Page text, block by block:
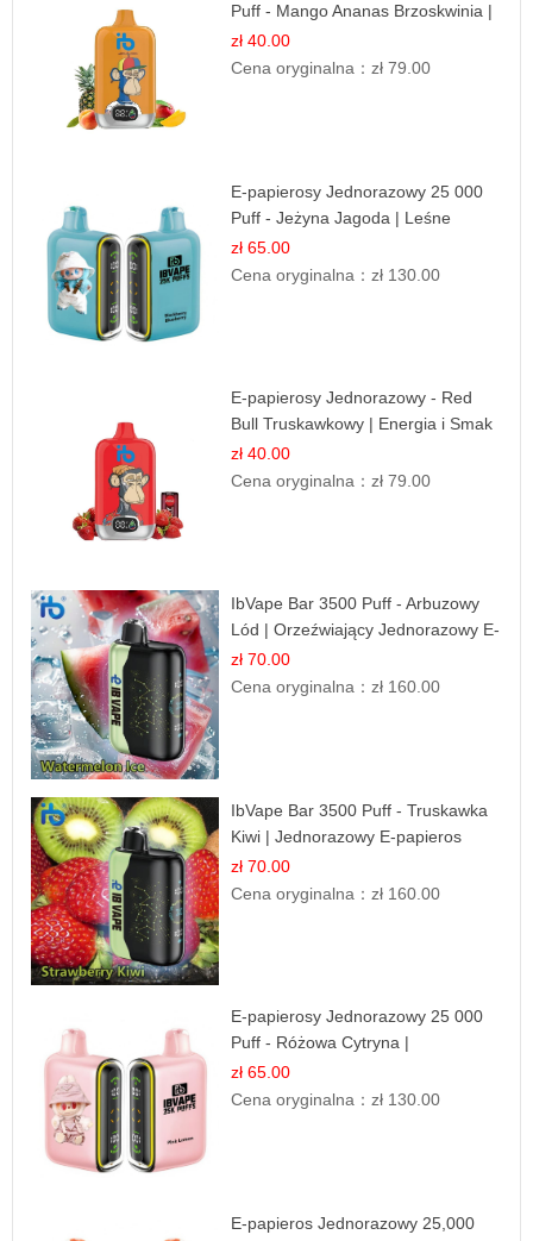
Puff - Mango Ananas Brzoskwinia |
Tropikalna Mieszanka
zł 40.00
Cena oryginalna：zł 79.00
E-papierosy Jednorazowy 25 000
Puff - Jeżyna Jagoda | Leśne
Owoce
zł 65.00
Cena oryginalna：zł 130.00
E-papierosy Jednorazowy - Red
Bull Truskawkowy | Energia i Smak
zł 40.00
Cena oryginalna：zł 79.00
IbVape Bar 3500 Puff - Arbuzowy
Lód | Orzeźwiający Jednorazowy E-
papieros
zł 70.00
Cena oryginalna：zł 160.00
IbVape Bar 3500 Puff - Truskawka
Kiwi | Jednorazowy E-papieros
zł 70.00
Cena oryginalna：zł 160.00
E-papierosy Jednorazowy 25 000
Puff - Różowa Cytryna |
Orzeźwiający Owoc
zł 65.00
Cena oryginalna：zł 130.00
E-papieros Jednorazowy 25,000